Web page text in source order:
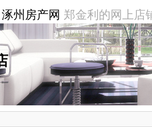
涿州房产网 郑金利的网上店